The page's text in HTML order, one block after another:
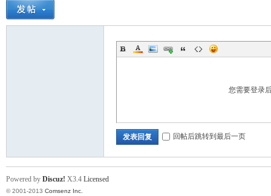
您需要登录
发表回复 回帖后跳转到最后一页
Powered by Discuz! X3.4 Licensed
© 2001-2013 Comsenz Inc.